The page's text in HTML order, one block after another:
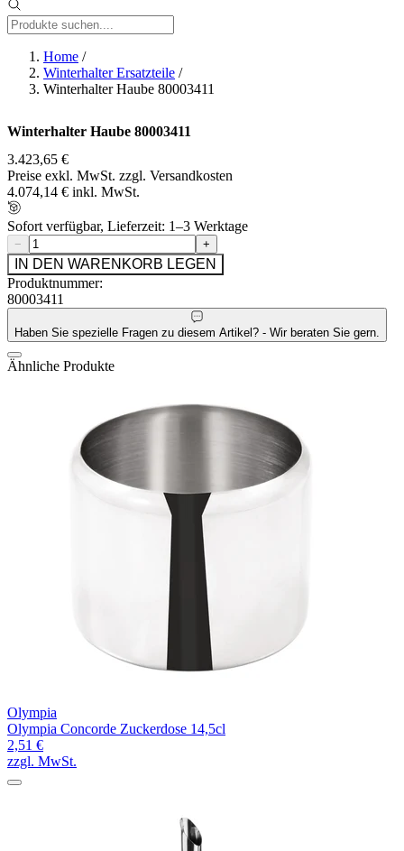
Home /
Winterhalter Ersatzteile /
Winterhalter Haube 80003411
Winterhalter Haube 80003411
3.423,65 €
Preise exkl. MwSt. zzgl. Versandkosten
4.074,14 € inkl. MwSt.
Sofort verfügbar, Lieferzeit: 1–3 Werktage
− +
IN DEN WARENKORB LEGEN
Produktnummer:
80003411
Haben Sie spezielle Fragen zu diesem Artikel? - Wir beraten Sie gern.
Ähnliche Produkte
Olympia
Olympia Concorde Zuckerdose 14,5cl
2,51 €
zzgl. MwSt.